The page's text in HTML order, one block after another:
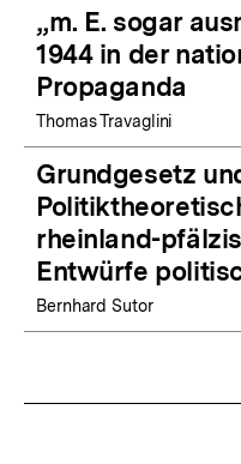
„m. E. sogar
1944 in der
Propaganda
Thomas Travaglini
Grundgesetz
rheinland-
Entwürfe
Bernhard Sutor